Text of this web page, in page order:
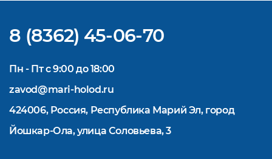
8 (8362) 45-06-70
Пн - Пт с 9:00 до 18:00
zavod@mari-holod.ru
424006, Россия, Республика Марий Эл, город
Йошкар-Ола, улица Соловьева, 3